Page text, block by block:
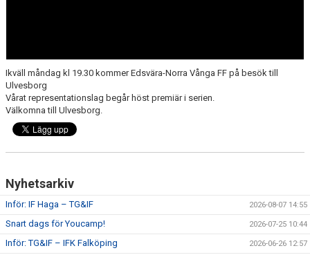
Ikväll måndag kl 19.30 kommer Edsvära-Norra Vånga FF på besök till
Ulvesborg
Vårat representationslag begår höst premiär i serien.
Välkomna till Ulvesborg.
Nyhetsarkiv
Inför: IF Haga – TG&IF 2026-08-07 14:55
Snart dags för Youcamp! 2026-07-25 10:44
Inför: TG&IF – IFK Falköping 2026-06-26 12:57